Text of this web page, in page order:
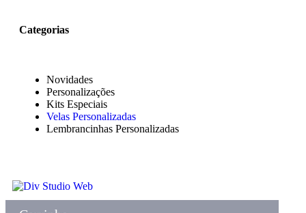
Categorias
Novidades
Personalizações
Kits Especiais
Velas Personalizadas
Lembrancinhas Personalizadas